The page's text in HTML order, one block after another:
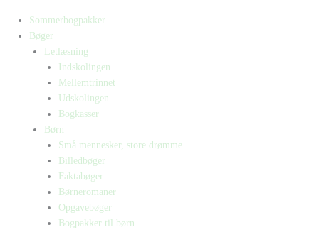
Sommerbogpakker
Bøger
Letlæsning
Indskolingen
Mellemtrinnet
Udskolingen
Bogkasser
Børn
Små mennesker, store drømme
Billedbøger
Faktabøger
Børneromaner
Opgavebøger
Bogpakker til børn